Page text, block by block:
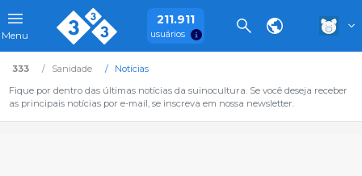
Menu
211.911
usuários
333 Sanidade
Notícias
Fique por dentro das últimas notícias da suinocultura. Se você deseja receber
as principais notícias por e-mail, se inscreva em nossa newsletter.